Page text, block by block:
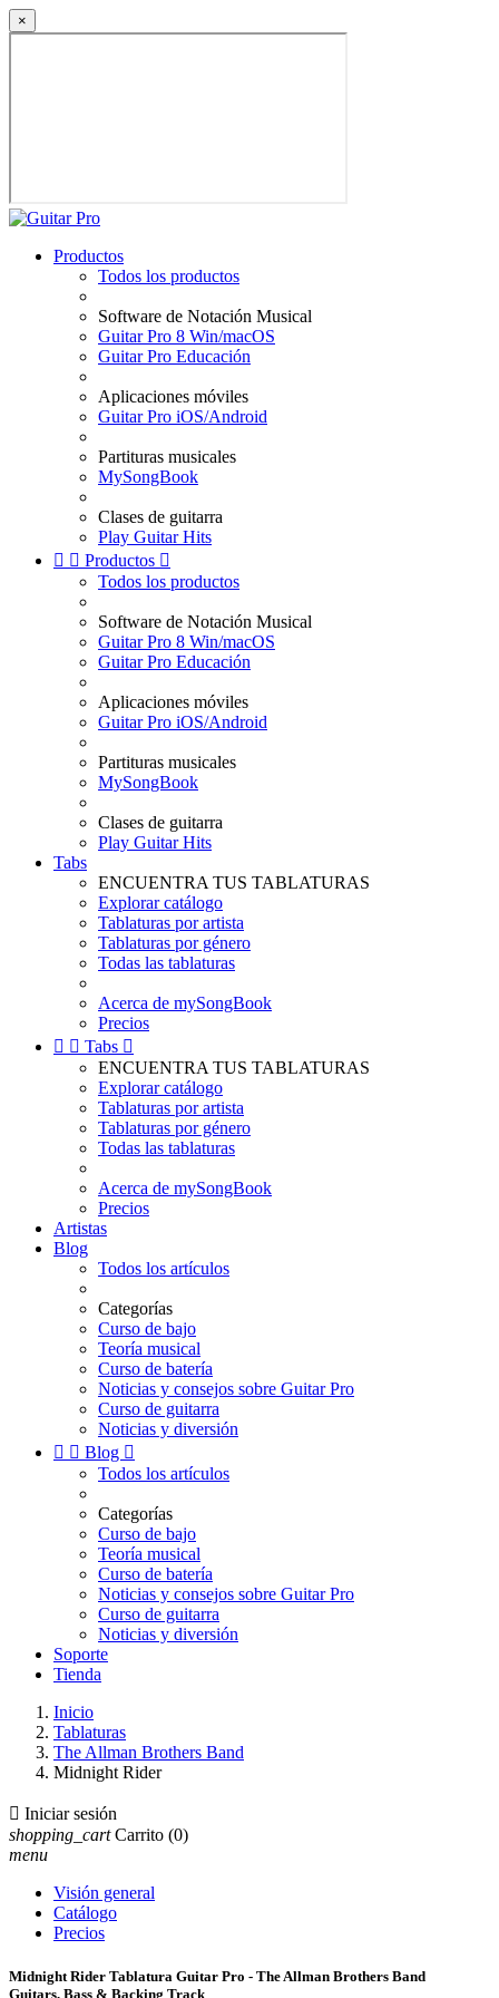
×
Productos
Todos los productos
Software de Notación Musical
Guitar Pro 8 Win/macOS
Guitar Pro Educación
Aplicaciones móviles
Guitar Pro iOS/Android
Partituras musicales
MySongBook
Clases de guitarra
Play Guitar Hits
  Productos 
Todos los productos
Software de Notación Musical
Guitar Pro 8 Win/macOS
Guitar Pro Educación
Aplicaciones móviles
Guitar Pro iOS/Android
Partituras musicales
MySongBook
Clases de guitarra
Play Guitar Hits
Tabs
ENCUENTRA TUS TABLATURAS
Explorar catálogo
Tablaturas por artista
Tablaturas por género
Todas las tablaturas
Acerca de mySongBook
Precios
  Tabs 
ENCUENTRA TUS TABLATURAS
Explorar catálogo
Tablaturas por artista
Tablaturas por género
Todas las tablaturas
Acerca de mySongBook
Precios
Artistas
Blog
Todos los artículos
Categorías
Curso de bajo
Teoría musical
Curso de batería
Noticias y consejos sobre Guitar Pro
Curso de guitarra
Noticias y diversión
  Blog 
Todos los artículos
Categorías
Curso de bajo
Teoría musical
Curso de batería
Noticias y consejos sobre Guitar Pro
Curso de guitarra
Noticias y diversión
Soporte
Tienda
Inicio
Tablaturas
The Allman Brothers Band
Midnight Rider
 Iniciar sesión
shopping_cart Carrito (0)
menu
Visión general
Catálogo
Precios
Midnight Rider Tablatura Guitar Pro - The Allman Brothers Band
Guitars, Bass & Backing Track